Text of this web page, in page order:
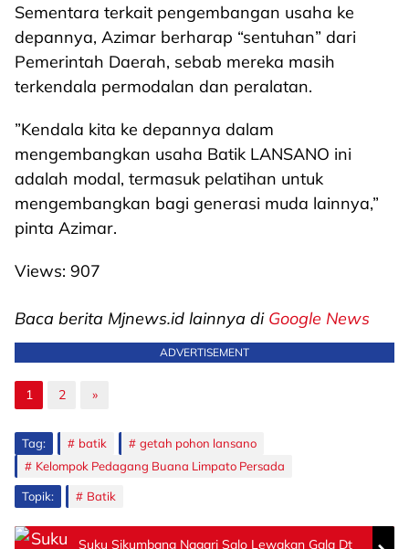
Sementara terkait pengembangan usaha ke
depannya, Azimar berharap “sentuhan” dari
Pemerintah Daerah, sebab mereka masih
terkendala permodalan dan peralatan.
”Kendala kita ke depannya dalam
mengembangkan usaha Batik LANSANO ini
adalah modal, termasuk pelatihan untuk
mengembangkan bagi generasi muda lainnya,”
pinta Azimar.
Views: 907
Baca berita Mjnews.id lainnya di Google News
ADVERTISEMENT
1 2 »
Tag: batik
getah pohon lansano
Kelompok Pedagang Buana Limpato Persada
Topik: Batik
Suku Sikumbang Nagari Salo Lewakan Gala Dt